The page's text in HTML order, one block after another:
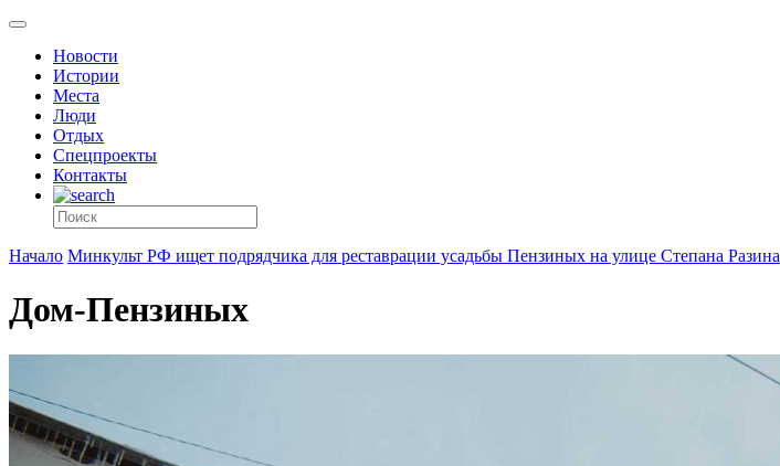
Новости
Истории
Места
Люди
Отдых
Спецпроекты
Контакты
Начало Минкульт РФ ищет подрядчика для реставрации усадьбы Пензиных на улице Степана Разина
Дом-Пензиных